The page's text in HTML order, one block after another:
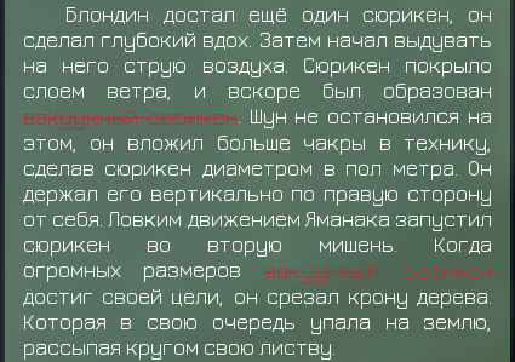
Блондин достал ещё один сюрикен, он
сделал глубокий вдох. Затем начал выдувать
на него струю воздуха. Сюрикен покрыло
слоем ветра, и вскоре был образован
вакуумный сюрикен. Шун не остановился на
этом, он вложил больше чакры в технику,
сделав сюрикен диаметром в пол метра. Он
держал его вертикально по правую сторону
от себя. Ловким движением Яманака запустил
сюрикен во вторую мишень. Когда
огромных размеров вакуумный сюрикен
достиг своей цели, он срезал крону дерева.
Которая в свою очередь упала на землю,
рассыпая кругом свою листву.